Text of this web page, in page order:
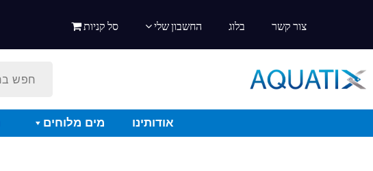
צור קשר בלוג החשבון שלי סל קניות
אודותינו מים מלוחים